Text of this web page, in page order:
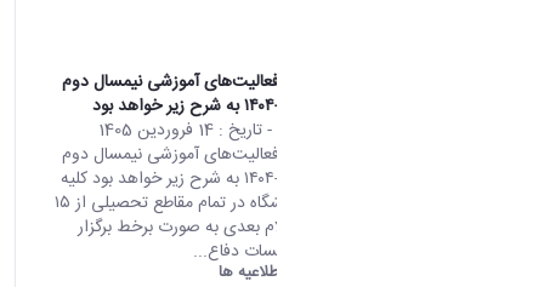
اطلاعيه ادامه فعالیت‌های آموزشی نیمسال دوم
- تاریخ : 14 فروردین 1405
اطلاعيه ادامه فعالیت‌های آموزشی نیمسال دوم
تحصیلی ۱۴۰۵-۱۴۰۴ به شرح زیر خواهد بود کلیه
کلاس‌های دانشگاه در تمام مقاطع تحصیلی از ۱۵
فروردین تا اعلام بعدی به صورت برخط برگزار
خواهد شد. جلسات دفاع...
اطلاعیه ها